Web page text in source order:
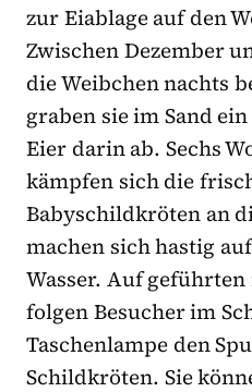
zur Eiablage auf den
Zwischen Dezember
die Weibchen nachts
graben sie im Sand
Eier darin ab. Sechs
kämpfen sich die
Babyschildkröten an
machen sich hastig
Wasser. Auf
folgen Besucher im
Taschenlampe den
Schildkröten. Sie